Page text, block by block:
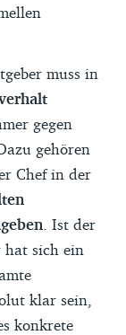
muss in
gegen
gehören
Chef in der
. Ist der
sich ein
klar sein,
konkrete